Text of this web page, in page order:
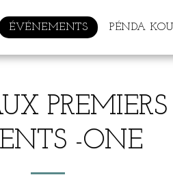
ÉVÉNEMENTS PÉNDA
PREMIERS
-ONE